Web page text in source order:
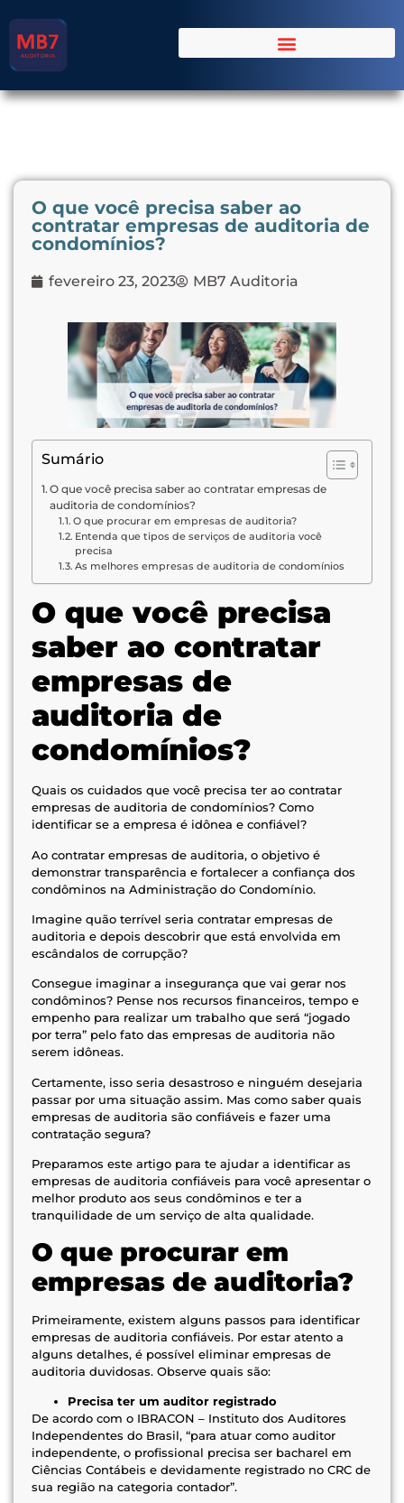
O que você precisa saber ao
contratar empresas de auditoria de
condomínios?
fevereiro 23, 2023 MB7 Auditoria
Sumário
O que você precisa saber ao contratar empresas de
auditoria de condomínios?
O que procurar em empresas de auditoria?
Entenda que tipos de serviços de auditoria você
precisa
As melhores empresas de auditoria de condomínios
O que você precisa
saber ao contratar
empresas de
auditoria de
condomínios?
Quais os cuidados que você precisa ter ao contratar
empresas de auditoria de condomínios? Como
identificar se a empresa é idônea e confiável?
Ao contratar empresas de auditoria, o objetivo é
demonstrar transparência e fortalecer a confiança dos
condôminos na Administração do Condomínio.
Imagine quão terrível seria contratar empresas de
auditoria e depois descobrir que está envolvida em
escândalos de corrupção?
Consegue imaginar a insegurança que vai gerar nos
condôminos? Pense nos recursos financeiros, tempo e
empenho para realizar um trabalho que será “jogado
por terra” pelo fato das empresas de auditoria não
serem idôneas.
Certamente, isso seria desastroso e ninguém desejaria
passar por uma situação assim. Mas como saber quais
empresas de auditoria são confiáveis e fazer uma
contratação segura?
Preparamos este artigo para te ajudar a identificar as
empresas de auditoria confiáveis para você apresentar o
melhor produto aos seus condôminos e ter a
tranquilidade de um serviço de alta qualidade.
O que procurar em
empresas de auditoria?
Primeiramente, existem alguns passos para identificar
empresas de auditoria confiáveis. Por estar atento a
alguns detalhes, é possível eliminar empresas de
auditoria duvidosas. Observe quais são:
Precisa ter um auditor registrado
De acordo com o IBRACON – Instituto dos Auditores
Independentes do Brasil, “para atuar como auditor
independente, o profissional precisa ser bacharel em
Ciências Contábeis e devidamente registrado no CRC de
sua região na categoria contador”.